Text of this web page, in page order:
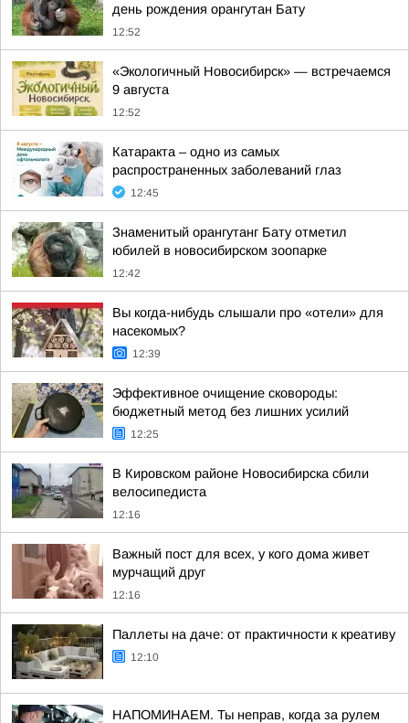
день рождения орангутан Бату
12:52
«Экологичный Новосибирск» — встречаемся
9 августа
12:52
Катаракта – одно из самых
распространенных заболеваний глаз
12:45
Знаменитый орангутанг Бату отметил
юбилей в новосибирском зоопарке
12:42
Вы когда-нибудь слышали про «отели» для
насекомых?
12:39
Эффективное очищение сковороды:
бюджетный метод без лишних усилий
12:25
В Кировском районе Новосибирска сбили
велосипедиста
12:16
Важный пост для всех, у кого дома живет
мурчащий друг
12:16
Паллеты на даче: от практичности к креативу
12:10
НАПОМИНАЕМ. Ты неправ, когда за рулем